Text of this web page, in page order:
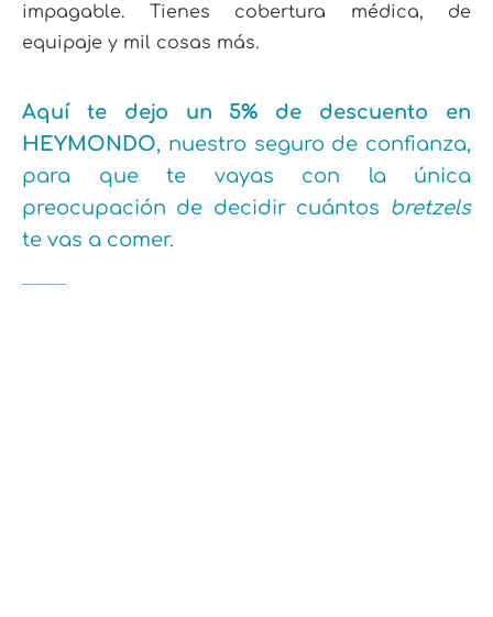
impagable. Tienes cobertura médica, de
equipaje y mil cosas más.
Aquí te dejo un 5% de descuento en
HEYMONDO, nuestro seguro de confianza,
para que te vayas con la única
preocupación de decidir cuántos bretzels
te vas a comer.